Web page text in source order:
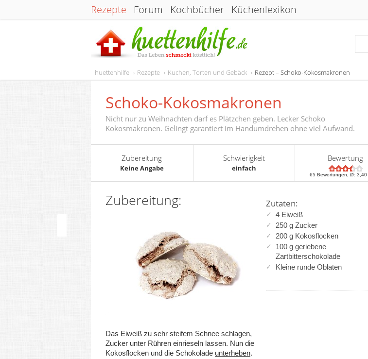
Rezepte Forum Kochbücher Küchenlexikon
huettenhilfe Rezepte Kuchen, Torten und Gebäck Rezept – Schoko-Kokosmakronen
Schoko-Kokosmakronen
Nicht nur zu Weihnachten darf es Plätzchen geben. Lecker Schoko
Kokosmakronen. Gelingt garantiert im Handumdrehen ohne viel Aufwand.
Zubereitung
Keine Angabe
Schwierigkeit
einfach
Bewertung
65 Bewertungen, Ø:3,40
Zutaten:
4 Eiweiß
250 g Zucker
200 g Kokosflocken
100 g geriebene
Zartbitterschokolade
Kleine runde Oblaten
Zubereitung:
Das Eiweiß zu sehr steifem Schnee schlagen,
Zucker unter Rühren einrieseln lassen. Nun die
Kokosflocken und die Schokolade unterheben.